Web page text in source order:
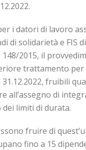
i datori di lavoro
di solidarietà e FIS
148/2015, il
trattamento per
fruibili
all’assegno di
limiti di durata.
fruire di
fino a 15